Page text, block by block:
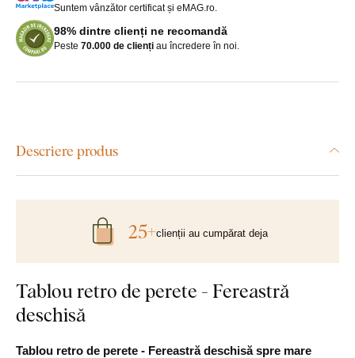
Suntem vânzător certificat și eMAG.ro.
98% dintre clienți ne recomandă
Peste 70.000 de clienți au încredere în noi.
Descriere produs
Tablou retro de perete - Fereastră
deschisă
Tablou retro de perete - Fereastră deschisă spre mare
25+clienții au cumpărat deja